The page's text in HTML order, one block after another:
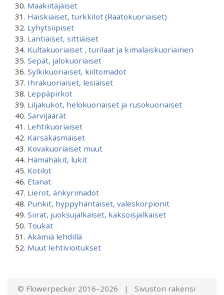
Maakiitäjäiset
Haiskiaiset, turkkilot (Raatokuoriaiset)
Lyhytsiipiset
Lantiaiset, sittiäiset
Kultakuoriaiset , turilaat ja kimalaiskuoriainen
Sepät, jalokuoriaiset
Sylkikuoriaiset, kiiltomadot
Ihrakuoriaiset, lesiäiset
Leppäpirkot
Liljakukot, helokuoriaiset ja rusokuoriaiset
Sarvijäärät
Lehtikuoriaiset
Kärsäkäsmäiset
Kovakuoriaiset muut
Hämähäkit, lukit
Kotilot
Etanat
Lierot, änkyrimadot
Punkit, hyppyhäntäiset, valeskorpionit
Siirat, juoksujalkaiset, kaksoisjalkaiset
Toukat
Äkämiä lehdillä
Muut lehtivioitukset
© Flowerpecker 2016–2026 | Sivuston rakensi